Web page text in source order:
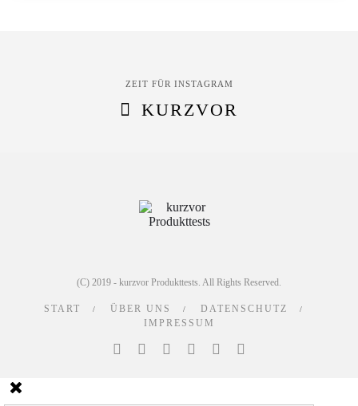
ZEIT FÜR INSTAGRAM
KURZVOR
(C) 2019 - kurzvor Produkttests. All Rights Reserved.
START ÜBER UNS
DATENSCHUTZ
IMPRESSUM